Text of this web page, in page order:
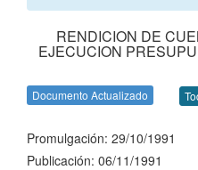
RENDICION DE
EJECUCION
Documento Actualizado
Promulgación: 29/10/1991
Publicación: 06/11/1991